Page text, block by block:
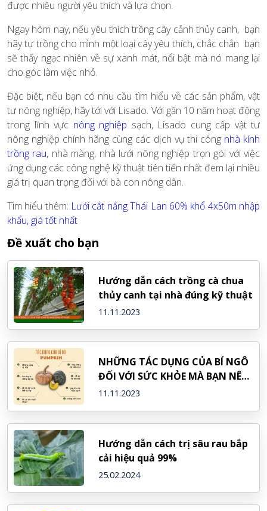
được nhiều người yêu thích và lựa chọn.
Ngay hôm nay, nếu yêu thích trồng cây cảnh thủy canh, bạn
hãy tự trồng cho mình một loại cây yêu thích, chắc chắn bạn
sẽ thấy ngạc nhiên về sự xanh mát, nổi bật mà nó mang lại
cho góc làm việc nhỏ.
Đặc biệt, nếu bạn có nhu cầu tìm hiểu về các sản phẩm, vật
tư nông nghiệp, hãy tới với Lisado. Với gần 10 năm hoạt động
trong lĩnh vực nông nghiệp sạch, Lisado cung cấp vật tư
nông nghiệp chính hãng cùng các dịch vụ thi công nhà kính
trồng rau, nhà màng, nhà lưới nông nghiệp trọn gói với việc
ứng dụng các công nghệ kỹ thuật tiên tiến nhất đem lại nhiều
giá trị quan trọng đối với bà con nông dân.
Tìm hiểu thêm: Lưới cắt nắng Thái Lan 60% khổ 4x50m nhập
khẩu, giá tốt nhất
Đề xuất cho bạn
Hướng dẫn cách trồng cà chua
thủy canh tại nhà đúng kỹ thuật
11.11.2023
NHỮNG TÁC DỤNG CỦA BÍ NGÔ
ĐỐI VỚI SỨC KHỎE MÀ BẠN NÊN
BIẾT
11.11.2023
Hướng dẫn cách trị sâu rau bắp
cải hiệu quả 99%
25.02.2024